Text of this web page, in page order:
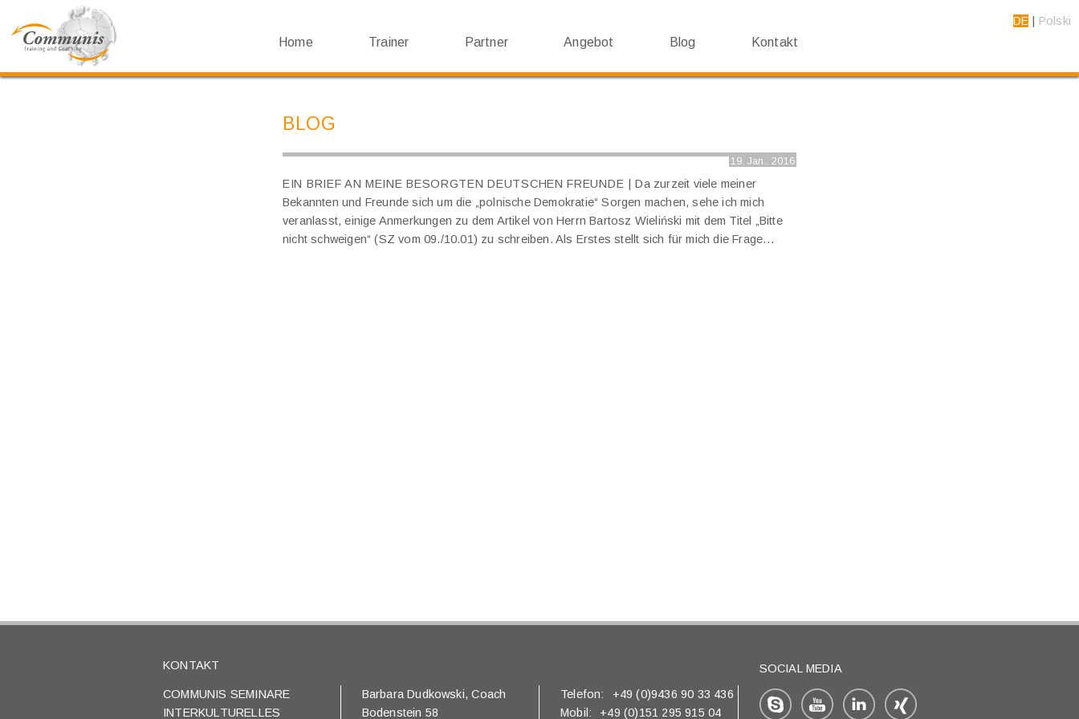
Home Trainer Partner Angebot Blog Kontakt
DE Polski
BLOG
19. Jan.. 2016
EIN BRIEF AN MEINE BESORGTEN DEUTSCHEN FREUNDE
Da zurzeit viele meiner
Bekannten und Freunde sich um die „polnische Demokratie“ Sorgen machen, sehe ich mich
veranlasst, einige Anmerkungen zu dem Artikel von Herrn Bartosz Wieliński mit dem Titel „Bitte
nicht schweigen“ (SZ vom 09./10.01) zu schreiben. Als Erstes stellt sich für mich die Frage…
KONTAKT
COMMUNIS SEMINARE
INTERKULTURELLES
Barbara Dudkowski,Coach
Bodenstein 58
Telefon:
+49 (0)9436 90 33 436
Mobil:
+49 (0)151 295 915 04
SOCIAL MEDIA